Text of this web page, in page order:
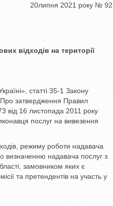
20липня 2021 року № 92
відходів на території
статті 35-1 Закону
затвердження Правил
від 16 листопада 2011 року
послуг на вивезення
режиму роботи надавача
визначенню надавача послуг з
замовником яких є
та претендентів на участь у